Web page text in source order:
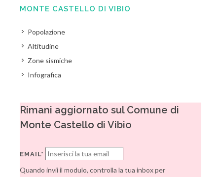
MONTE CASTELLO DI VIBIO
Popolazione
Altitudine
Zone sismiche
Infografica
Rimani aggiornato sul Comune di
Monte Castello di Vibio
EMAIL*
Quando invii il modulo, controlla la tua inbox per